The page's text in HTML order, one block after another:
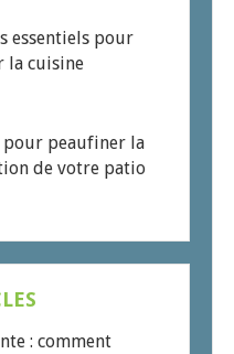
essentiels pour
la cuisine
pour peaufiner la
de votre patio
: comment